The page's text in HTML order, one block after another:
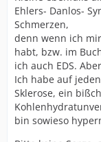
Ehlers- Danlos-
Schmerzen,
denn wenn ich
habt, bzw. im
ich auch EDS.
Ich habe auf
Sklerose, ein
bin sowieso